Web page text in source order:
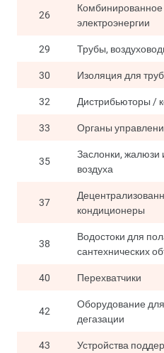
26
Комбинированное
электроэнергии
29
Трубы,
30
Изоляция для
32
Дистрибьюторы /
33
Органы
35
Заслонки, жалюзи
воздуха
37
кондиционеры
38
Водостоки для
сантехнических
40
Перехватчики
42
Оборудование
дегазации
43
Устройства